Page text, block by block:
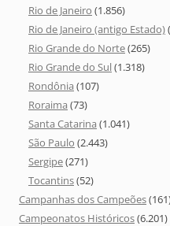
Rio de Janeiro (1.856)
Rio de Janeiro (antigo Estado)
Rio Grande do Norte(265)
Rio Grande do Sul(1.318)
Rondônia (107)
Roraima (73)
Santa Catarina (1.041)
São Paulo (2.443)
Sergipe(271)
Tocantins(52)
Campanhas dos Campeões
Campeonatos Históricos(6.201)